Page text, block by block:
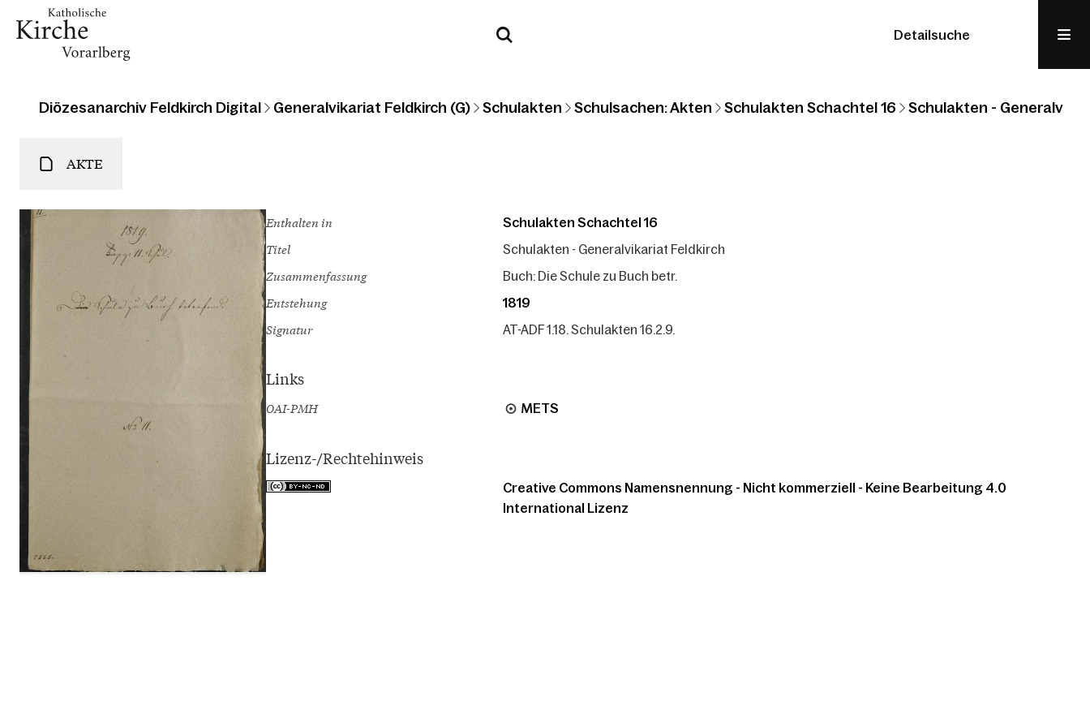
Detailsuche
Diözesanarchiv Feldkirch Digital Generalvikariat Feldkirch (G) Schulakten Schulsachen: Akten Schulakten Schachtel 16 Schulakten -
AKTE
Enthalten in Schulakten Schachtel 16
Titel Schulakten - Generalvikariat Feldkirch
Zusammenfassung Buch: Die Schule zu Buch betr.
Entstehung 1819
Signatur AT-ADF 1.18. Schulakten 16.2.9.
Links
OAI-PMH METS
Lizenz-/Rechtehinweis
Creative Commons Namensnennung - Nicht kommerziell - Keine Bearbeitung 4.0
International Lizenz